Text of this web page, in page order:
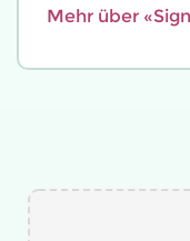
Mehr über